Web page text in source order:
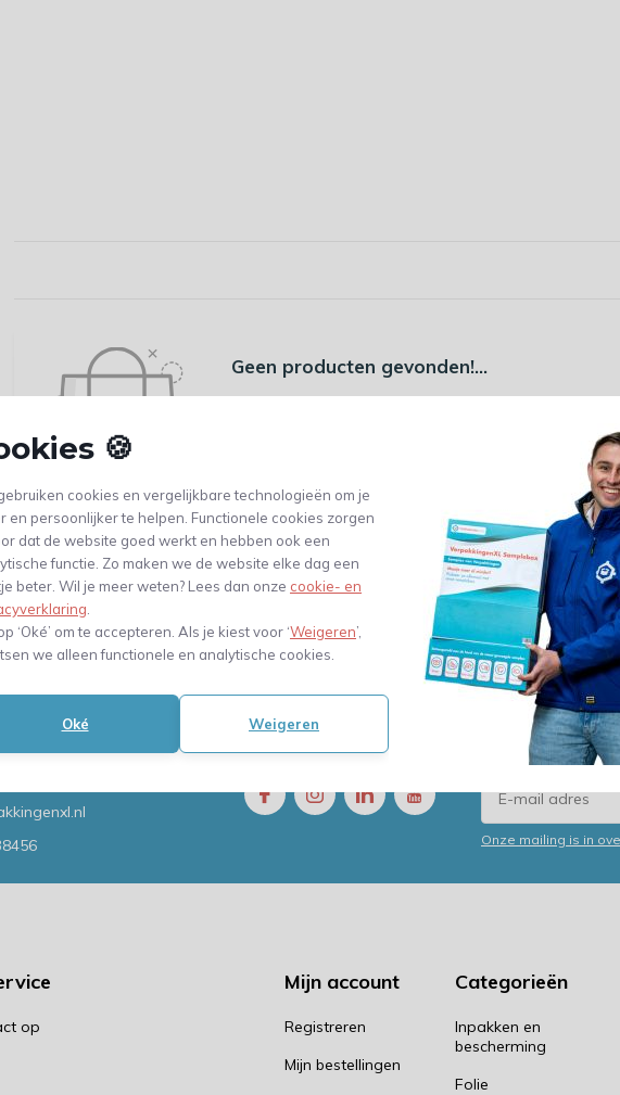
🍪
cookies en vergelijkbare technologieën om je
en persoonlijker te helpen. Functionele cookies zorgen
dat de website goed werkt en hebben ook een
functie. Zo maken we de website elke dag een
beter. Wil je meer weten? Lees dan onze cookie- en
‘Oké’ om te accepteren. Als je kiest voor ‘Weigeren’,
we alleen functionele en analytische cookies.
Oké Weigeren
Geen producten gevonden!...
door meer dan 100.000 klanten Gratis verzending vanaf €99
advies nodig?
met ons op!
Volg ons Ontvang
Onze mailing is in
op
Mijn account
Registreren
Mijn bestellingen
Categorieën
Inpakken en
bescherming
Folie